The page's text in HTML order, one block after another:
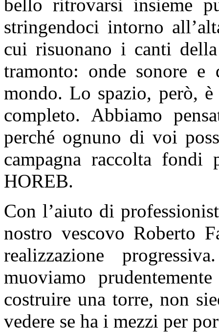
bello ritrovarsi insieme
stringendoci intorno
cui risuonano i canti
tramonto: onde sonore
mondo. Lo spazio, però,
completo. Abbiamo
perché ognuno di voi
campagna raccolta
HOREB.
Con l’aiuto di
nostro vescovo Roberto
realizzazione
muoviamo
costruire una torre, non
vedere se ha i mezzi per